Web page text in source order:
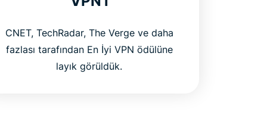
CNET, TechRadar, The Verge ve daha
fazlası tarafından En İyi VPN ödülüne
layık görüldük.